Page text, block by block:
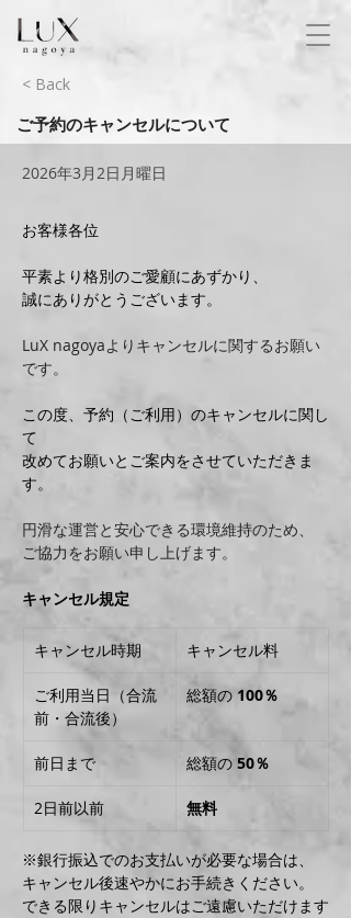
< Back
ご予約のキャンセルについて
2026年3月2日月曜日
お客様各位
平素より格別のご愛顧にあずかり、
誠にありがとうございます。
LuX nagoyaよりキャンセルに関するお願い
です。
この度、予約（ご利用）のキャンセルに関し
て
改めてお願いとご案内をさせていただきま
す。
円滑な運営と安心できる環境維持のため、
ご協力をお願い申し上げます。
キャンセル規定
キャンセル時期 キャンセル料
ご利用当日（合流
前・合流後）
総額の 100％
前日まで 総額の 50％
2日前以前 無料
※銀行振込でのお支払いが必要な場合は、
キャンセル後速やかにお手続きください。
できる限りキャンセルはご遠慮いただけます